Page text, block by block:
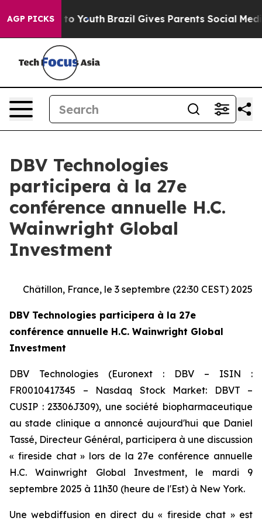
AGP PICKS
Harms to Youth Brazil Gives Parents Social Media
DBV Technologies
participera à la 27e
conférence annuelle H.C.
Wainwright Global
Investment
Châtillon, France, le 3 septembre (22:30 CEST) 2025
DBV Technologies participera à la 27e
conférence annuelle H.C. Wainwright Global
Investment
DBV Technologies (Euronext : DBV – ISIN :
FR0010417345 – Nasdaq Stock Market: DBVT –
CUSIP : 23306J309), une société biopharmaceutique
au stade clinique a annoncé aujourd'hui que Daniel
Tassé, Directeur Général, participera à une discussion
« fireside chat » lors de la 27e conférence annuelle
H.C. Wainwright Global Investment, le mardi 9
septembre 2025 à 11h30 (heure de l'Est) à New York.
Une webdiffusion en direct du « fireside chat » est